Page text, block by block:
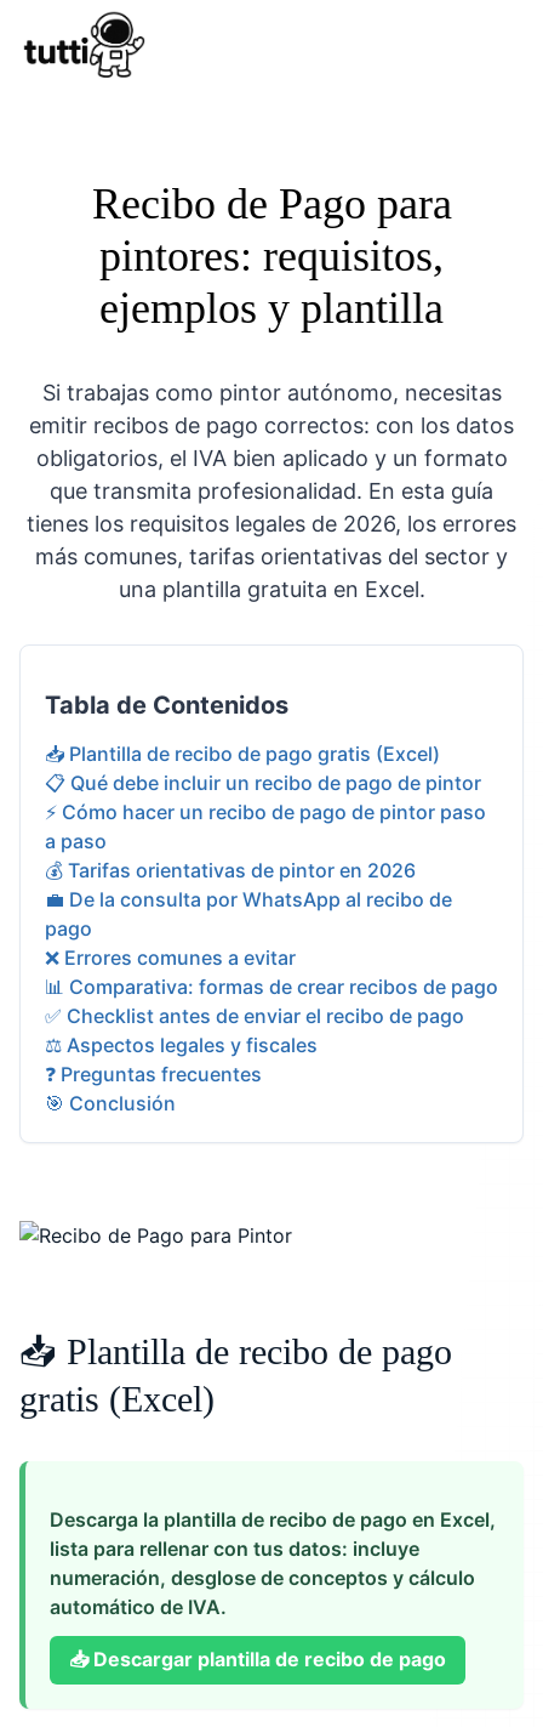
Recibo de Pago para
pintores: requisitos,
ejemplos y plantilla
Si trabajas como pintor autónomo, necesitas
emitir recibos de pago correctos: con los datos
obligatorios, el IVA bien aplicado y un formato
que transmita profesionalidad. En esta guía
tienes los requisitos legales de 2026, los errores
más comunes, tarifas orientativas del sector y
una plantilla gratuita en Excel.
Tabla de Contenidos
📥 Plantilla de recibo de pago gratis (Excel)
📋 Qué debe incluir un recibo de pago de pintor
⚡ Cómo hacer un recibo de pago de pintor paso
a paso
💰 Tarifas orientativas de pintor en 2026
💼 De la consulta por WhatsApp al recibo de
pago
❌ Errores comunes a evitar
📊 Comparativa: formas de crear recibos de pago
✅ Checklist antes de enviar el recibo de pago
⚖️ Aspectos legales y fiscales
❓ Preguntas frecuentes
🎯 Conclusión
📥 Plantilla de recibo de pago
gratis (Excel)
Descarga la plantilla de recibo de pago en Excel,
lista para rellenar con tus datos: incluye
numeración, desglose de conceptos y cálculo
automático de IVA.
📥 Descargar plantilla de recibo de pago